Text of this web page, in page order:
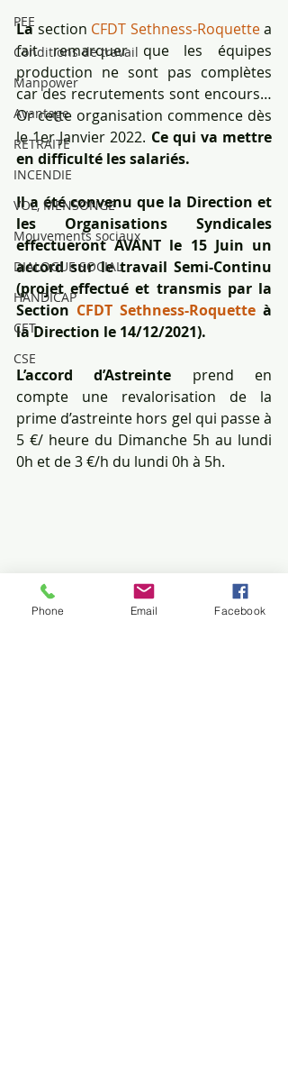
PEE
Conditions de travail
Manpower
Avantage
RETRAITE
INCENDIE
VOL, MENSONGE
Mouvements sociaux
DIALOGUE SOCIAL
HANDICAP
CET
CSE
La section CFDT Sethness-Roquette a
fait remarquer que les équipes
production ne sont pas complètes
car des recrutements sont encours…
Or cette organisation commence dès
le 1er Janvier 2022. Ce qui va mettre
en difficulté les salariés.
Il a été convenu que la Direction et
les Organisations Syndicales
effectueront AVANT le 15 Juin un
accord sur le travail Semi-Continu
(projet effectué et transmis par la
Section CFDT Sethness-Roquette à
la Direction le 14/12/2021).
L’accord d’Astreinte prend en
compte une revalorisation de la
prime d’astreinte hors gel qui passe à
5 €/ heure du Dimanche 5h au lundi
0h et de 3 €/h du lundi 0h à 5h.
SETHNESS
Phone Email Facebook